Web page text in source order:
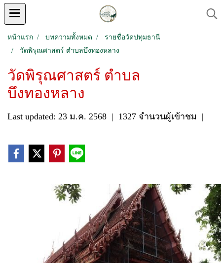
หน้าแรก บทความทั้งหมด
รายชื่อวัดปทุมธานี
วัดพิรุณศาสตร์ ตำบลบึงทองหลาง
วัดพิรุณศาสตร์ ตำบล
บึงทองหลาง
Last updated: 23 ม.ค. 2568 | 1327 จำนวนผู้เข้าชม |